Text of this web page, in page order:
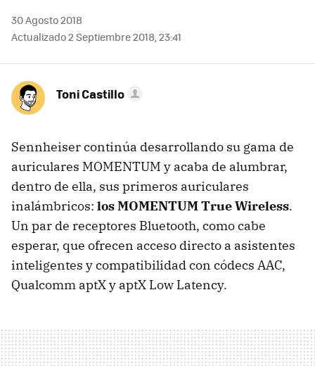
30 Agosto 2018
Actualizado 2 Septiembre 2018, 23:41
Toni Castillo
Sennheiser continúa desarrollando su gama de
auriculares MOMENTUM y acaba de alumbrar,
dentro de ella, sus primeros auriculares
inalámbricos: los MOMENTUM True Wireless.
Un par de receptores Bluetooth, como cabe
esperar, que ofrecen acceso directo a asistentes
inteligentes y compatibilidad con códecs AAC,
Qualcomm aptX y aptX Low Latency.